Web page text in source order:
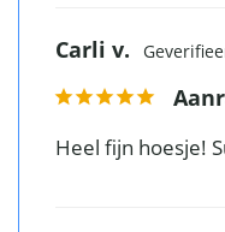
Carli v.
Heel fijn hoesje!